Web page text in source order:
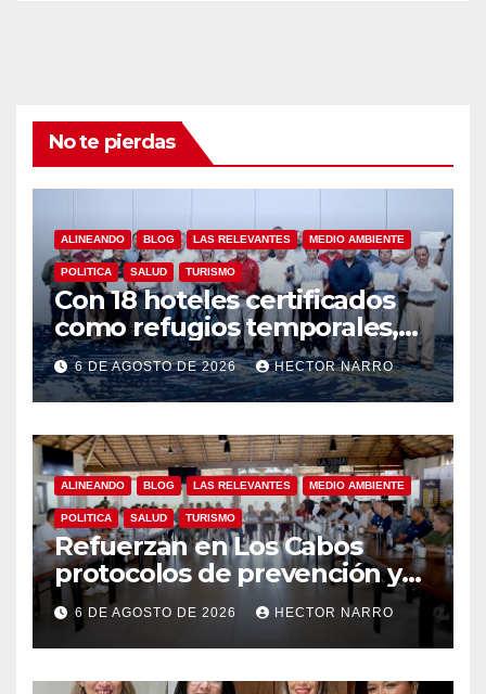
No te pierdas
ALINEANDO BLOG LAS RELEVANTES MEDIO AMBIENTE
POLITICA SALUD TURISMO
Con 18 hoteles certificados
como refugios temporales,
Gobierno de Los Cabos
refuerza la prevención y
garantiza un destino seguro
6 DE AGOSTO DE 2026 HECTOR NARRO
ALINEANDO BLOG LAS RELEVANTES MEDIO AMBIENTE
POLITICA SALUD TURISMO
Refuerzan en Los Cabos
protocolos de prevención y
rescate en playas ante oleaje
y temporada de ciclones
6 DE AGOSTO DE 2026 HECTOR NARRO